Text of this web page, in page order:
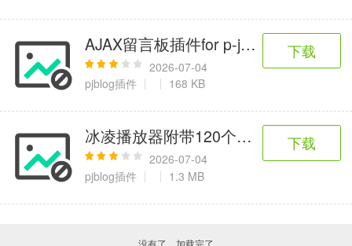
AJAX留言板插件for p-jblog
2026-07-04
pjblog插件
168 KB
下载
冰凌播放器附带120个播放器样式插件
2026-07-04
pjblog插件
1.3 MB
下载
没有了，加载完了